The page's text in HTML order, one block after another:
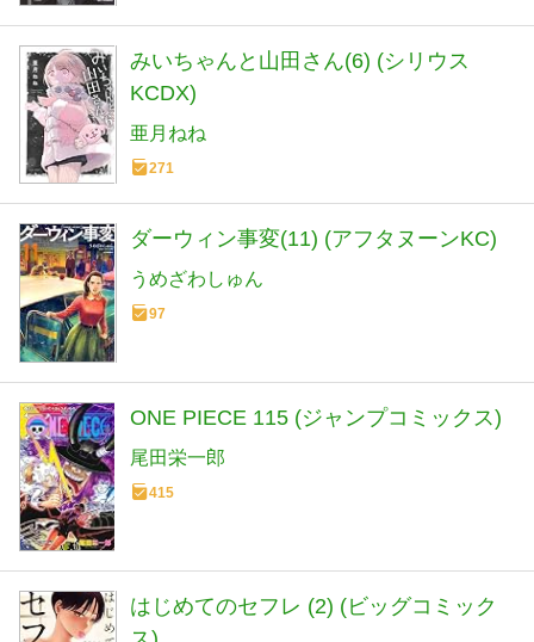
みいちゃんと山田さん(6) (シリウス
KCDX)
亜月ねね
271
ダーウィン事変(11) (アフタヌーンKC)
うめざわしゅん
97
ONE PIECE 115 (ジャンプコミックス)
尾田栄一郎
415
はじめてのセフレ (2) (ビッグコミック